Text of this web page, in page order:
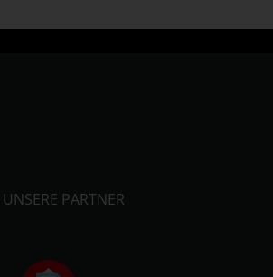
UNSERE PARTNER